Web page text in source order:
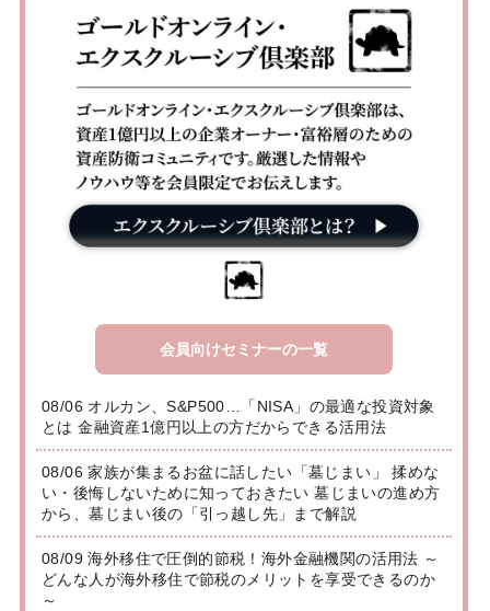
会員向けセミナーの一覧
08/06 オルカン、S&P500…「NISA」の最適な投資対象
とは 金融資産1億円以上の方だからできる活用法
08/06 家族が集まるお盆に話したい「墓じまい」 揉めな
い・後悔しないために知っておきたい 墓じまいの進め方
から、墓じまい後の「引っ越し先」まで解説
08/09 海外移住で圧倒的節税！海外金融機関の活用法 ～
どんな人が海外移住で節税のメリットを享受できるのか
～